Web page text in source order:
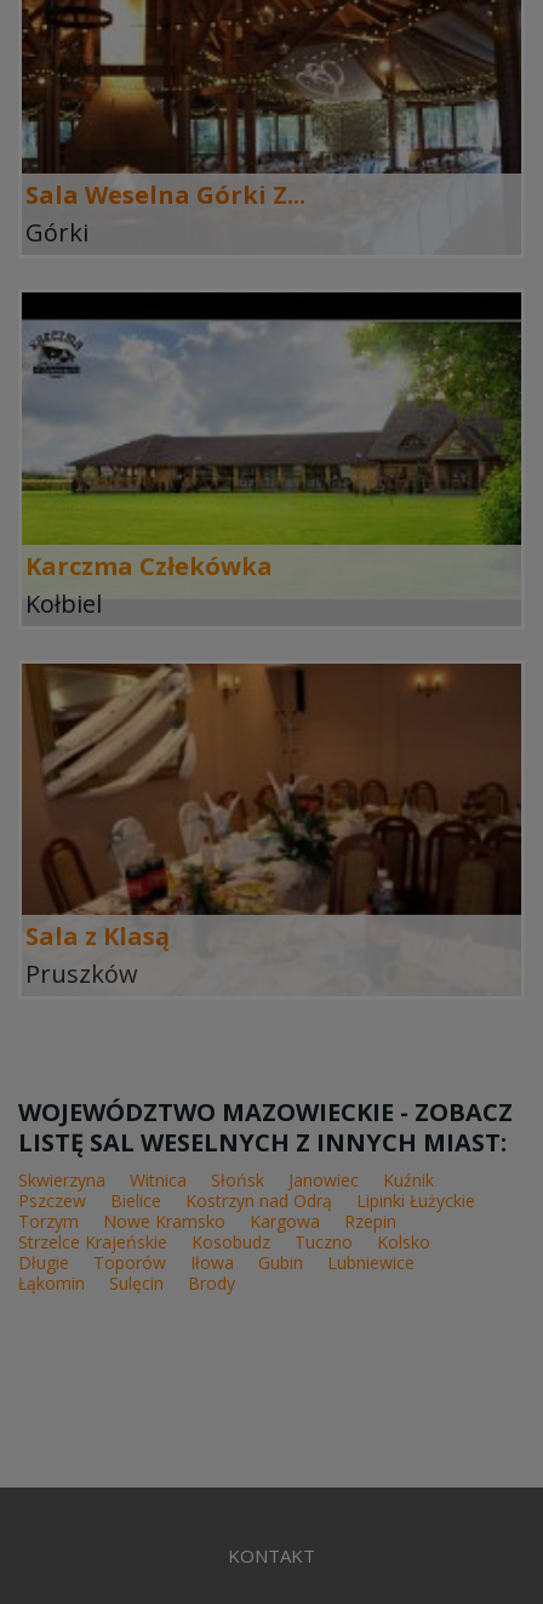
Sala Weselna Górki Z...
Górki
Karczma Człekówka
Kołbiel
Sala z Klasą
Pruszków
WOJEWÓDZTWO MAZOWIECKIE - ZOBACZ
LISTĘ SAL WESELNYCH Z INNYCH MIAST:
Skwierzyna Witnica Słońsk Janowiec
Kuźnik
Pszczew
Bielice Kostrzyn nad Odrą
Lipinki Łużyckie
Torzym
Nowe Kramsko Kargowa
Rzepin
Strzelce Krajeńskie
Kosobudz Tuczno
Kolsko
Długie
Toporów Iłowa Gubin
Lubniewice
Łąkomin
Sulęcin Brody
KONTAKT